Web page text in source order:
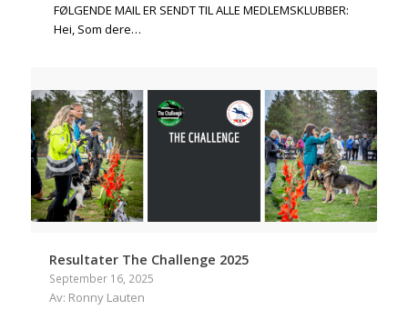
FØLGENDE MAIL ER SENDT TIL ALLE MEDLEMSKLUBBER:
Hei, Som dere…
Resultater The Challenge 2025
September 16, 2025
Av: Ronny Lauten